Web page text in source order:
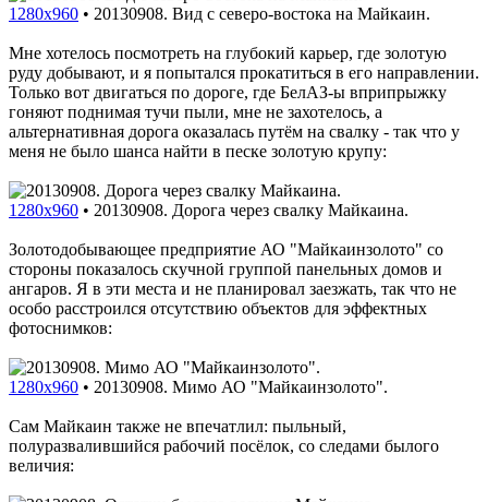
1280x960 • 20130908. Вид с северо-востока на Майкаин.
Мне хотелось посмотреть на глубокий карьер, где золотую
руду добывают, и я попытался прокатиться в его направлении.
Только вот двигаться по дороге, где БелАЗ-ы вприпрыжку
гоняют поднимая тучи пыли, мне не захотелось, а
альтернативная дорога оказалась путём на свалку - так что у
меня не было шанса найти в песке золотую крупу:
1280x960 • 20130908. Дорога через свалку Майкаина.
Золотодобывающее предприятие АО "Майкаинзолото" со
стороны показалось скучной группой панельных домов и
ангаров. Я в эти места и не планировал заезжать, так что не
особо расстроился отсутствию объектов для эффектных
фотоснимков:
1280x960 • 20130908. Мимо АО "Майкаинзолото".
Сам Майкаин также не впечатлил: пыльный,
полуразвалившийся рабочий посёлок, со следами былого
величия: